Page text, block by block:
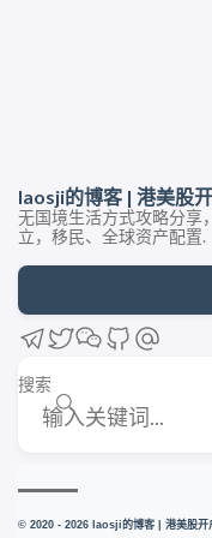
laosji的博客 | 港美股
无国境生活方式攻略分享
立，移民、全球资产配置.
搜索
© 2020 - 2026 laosji的博客 | 港美股开